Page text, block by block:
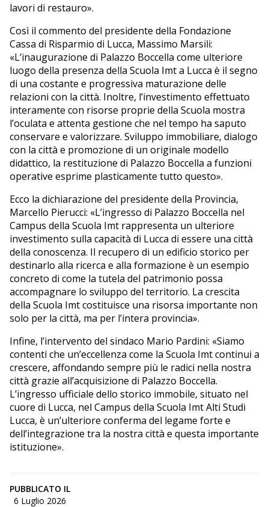
lavori di restauro».
Così il commento del presidente della Fondazione
Cassa di Risparmio di Lucca, Massimo Marsili:
«L’inaugurazione di Palazzo Boccella come ulteriore
luogo della presenza della Scuola Imt a Lucca è il segno
di una costante e progressiva maturazione delle
relazioni con la città. Inoltre, l’investimento effettuato
interamente con risorse proprie della Scuola mostra
l’oculata e attenta gestione che nel tempo ha saputo
conservare e valorizzare. Sviluppo immobiliare, dialogo
con la città e promozione di un originale modello
didattico, la restituzione di Palazzo Boccella a funzioni
operative esprime plasticamente tutto questo».
Ecco la dichiarazione del presidente della Provincia,
Marcello Pierucci: «L’ingresso di Palazzo Boccella nel
Campus della Scuola Imt rappresenta un ulteriore
investimento sulla capacità di Lucca di essere una città
della conoscenza. Il recupero di un edificio storico per
destinarlo alla ricerca e alla formazione è un esempio
concreto di come la tutela del patrimonio possa
accompagnare lo sviluppo del territorio. La crescita
della Scuola Imt costituisce una risorsa importante non
solo per la città, ma per l’intera provincia».
Infine, l’intervento del sindaco Mario Pardini: «Siamo
contenti che un’eccellenza come la Scuola Imt continui a
crescere, affondando sempre più le radici nella nostra
città grazie all’acquisizione di Palazzo Boccella.
L’ingresso ufficiale dello storico immobile, situato nel
cuore di Lucca, nel Campus della Scuola Imt Alti Studi
Lucca, è un’ulteriore conferma del legame forte e
dell’integrazione tra la nostra città e questa importante
istituzione».
PUBBLICATO IL
6 Luglio 2026